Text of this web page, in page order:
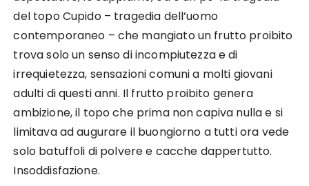
del topo Cupido – tragedia dell’uomo
contemporaneo – che mangiato un frutto proibito
trova solo un senso di incompiutezza e di
irrequietezza, sensazioni comuni a molti giovani
adulti di questi anni. Il frutto proibito genera
ambizione, il topo che prima non capiva nulla e si
limitava ad augurare il buongiorno a tutti ora vede
solo batuffoli di polvere e cacche dappertutto.
Insoddisfazione.